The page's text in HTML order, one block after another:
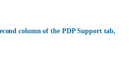
column of the PDP Support tab,